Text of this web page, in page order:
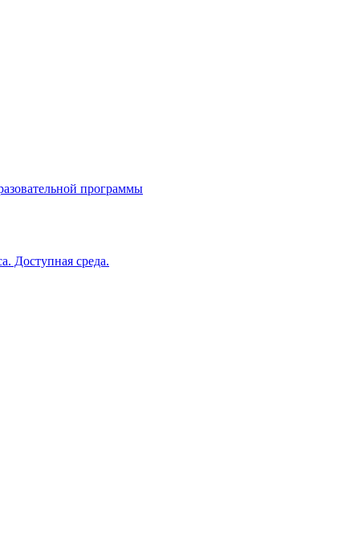
программы
Доступная среда.